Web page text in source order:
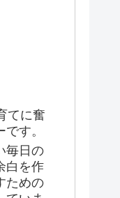
てに奮
す。
毎日の
白を作
ための